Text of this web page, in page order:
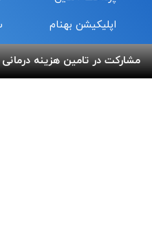
اپلیکیشن بهنام
استند و لوح شادباش
استند و لوح یادبود
مشارکت در تامین هزینه درمانی داود، پدری